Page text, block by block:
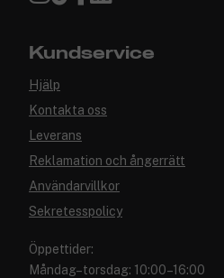
Kundservice
Hjälp
Kontakta oss
Leverans
Reklamation och ångerrätt
Användarvillkor
Sekretesspolicy
Öppettider:
Måndag–torsdag: 10:00–16:00